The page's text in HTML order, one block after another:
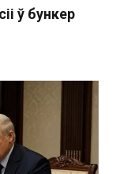
ў бункер